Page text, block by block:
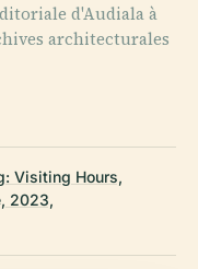
d'Audiala à
architecturales
Visiting Hours,
2023,